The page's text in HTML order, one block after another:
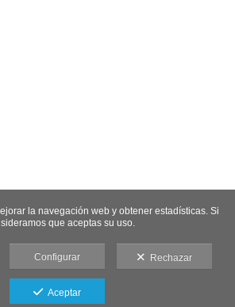
la navegación web y obtener estadísticas. Si
que aceptas su uso.
Configurar Rechazar
Aceptar